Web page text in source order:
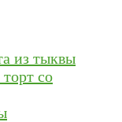
из тыквы
со